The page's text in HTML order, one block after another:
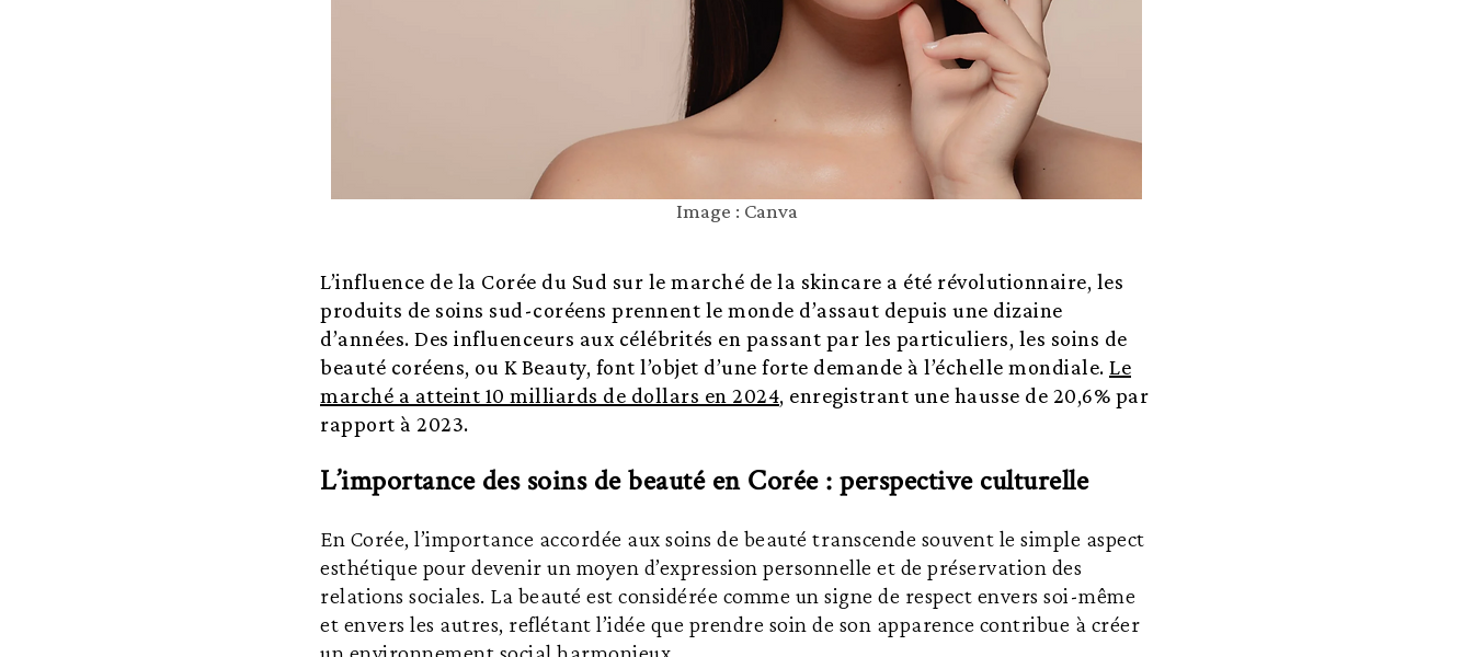
Image : Canva
L’influence de la Corée du Sud sur le marché de la skincare a été révolutionnaire, les
produits de soins sud-coréens prennent le monde d’assaut depuis une dizaine
d’années. Des influenceurs aux célébrités en passant par les particuliers, les soins de
beauté coréens, ou K Beauty, font l’objet d’une forte demande à l’échelle mondiale. Le
marché a atteint 10 milliards de dollars en 2024, enregistrant une hausse de 20,6% par
rapport à 2023.
L’importance des soins de beauté en Corée : perspective culturelle
En Corée, l’importance accordée aux soins de beauté transcende souvent le simple aspect
esthétique pour devenir un moyen d’expression personnelle et de préservation des
relations sociales. La beauté est considérée comme un signe de respect envers soi-même
et envers les autres, reflétant l’idée que prendre soin de son apparence contribue à créer
un environnement social harmonieux.